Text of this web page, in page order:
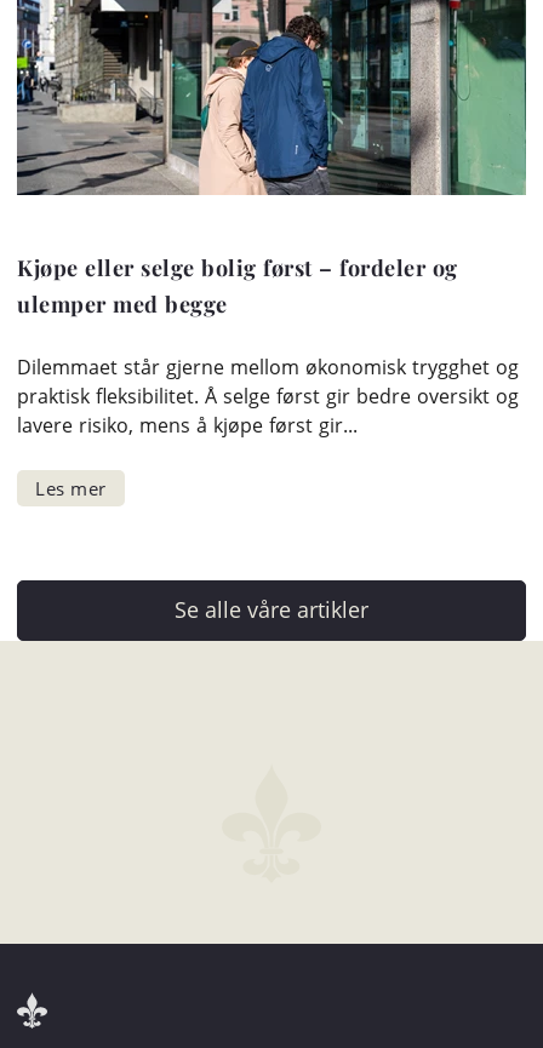
Kjøpe eller selge bolig først – fordeler og
ulemper med begge
Dilemmaet står gjerne mellom økonomisk trygghet og
praktisk fleksibilitet. Å selge først gir bedre oversikt og
lavere risiko, mens å kjøpe først gir...